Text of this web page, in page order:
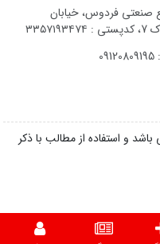
صنعتی فردوس، خیابان
و استفاده از مطالب با ذکر